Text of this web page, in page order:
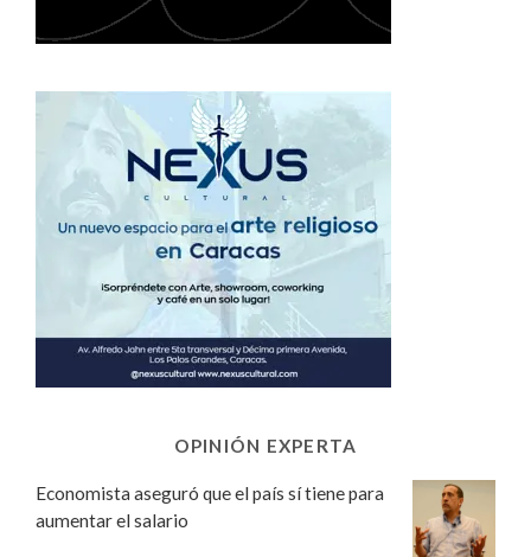
OPINIÓN EXPERTA
Economista aseguró que el país sí tiene para
aumentar el salario